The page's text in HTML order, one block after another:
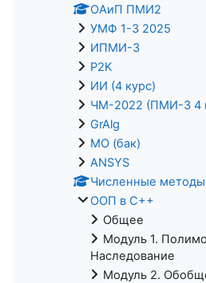
ОАиП ПМИ2
УМФ 1-3 2025
ИПМИ-3
P2K
ИИ (4 курс)
ЧМ-2022 (ПМИ-3 4
GrAlg
МО (бак)
ANSYS
Численные методы
ООП в С++
Общее
Модуль 1.
Наследование
Модуль 2.